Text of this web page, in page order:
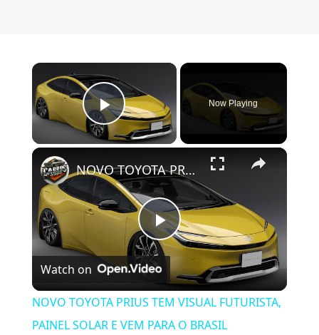
×
Play Video
Now Playing
×
Play Video
NOVO TOYOTA PRIUS TEM VISUAL FUTURISTA, PAINEL SOLAR E VEM PARA O BRASIL
Watch on
NOVO TOYOTA PRIUS TEM VISUAL FUTURISTA,
PAINEL SOLAR E VEM PARA O BRASIL